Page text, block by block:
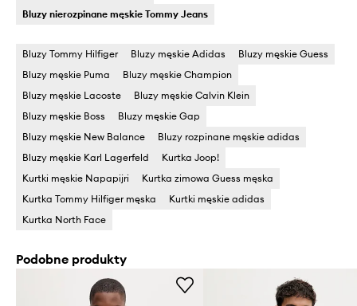
Bluzy nierozpinane męskie Tommy Jeans
Bluzy Tommy Hilfiger Bluzy męskie Adidas
Bluzy męskie Guess
Bluzy męskie Puma
Bluzy męskie Champion
Bluzy męskie Lacoste
Bluzy męskie Calvin Klein
Bluzy męskie Boss
Bluzy męskie Gap
Bluzy męskie New Balance
Bluzy rozpinane męskie adidas
Bluzy męskie Karl Lagerfeld
Kurtka Joop!
Kurtki męskie Napapijri
Kurtka zimowa Guess męska
Kurtka Tommy Hilfiger męska
Kurtki męskie adidas
Kurtka North Face
Podobne produkty